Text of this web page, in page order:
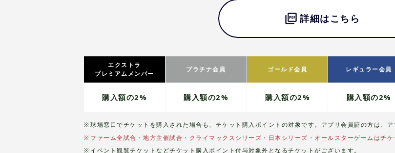
詳細はこちら
エクストラ
プレミアムメンバー
購入額の2%
プラチナ会員
購入額の2%
ゴールド会員
購入額の2%
レギュラー会員
購入額の2%
球場窓口でチケットを購入された場合も、チケット購入ポイントの対象です。アプリ会員証の方は、
ファーム全試合・地方主催試合・クライマックスシリーズ・日本シリーズ・オールスターゲームはチ
イベント観覧チケットなどチケット購入ポイント付与対象外となるチケットがございます。